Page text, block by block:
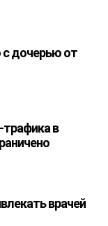
с дочерью от
в
врачей